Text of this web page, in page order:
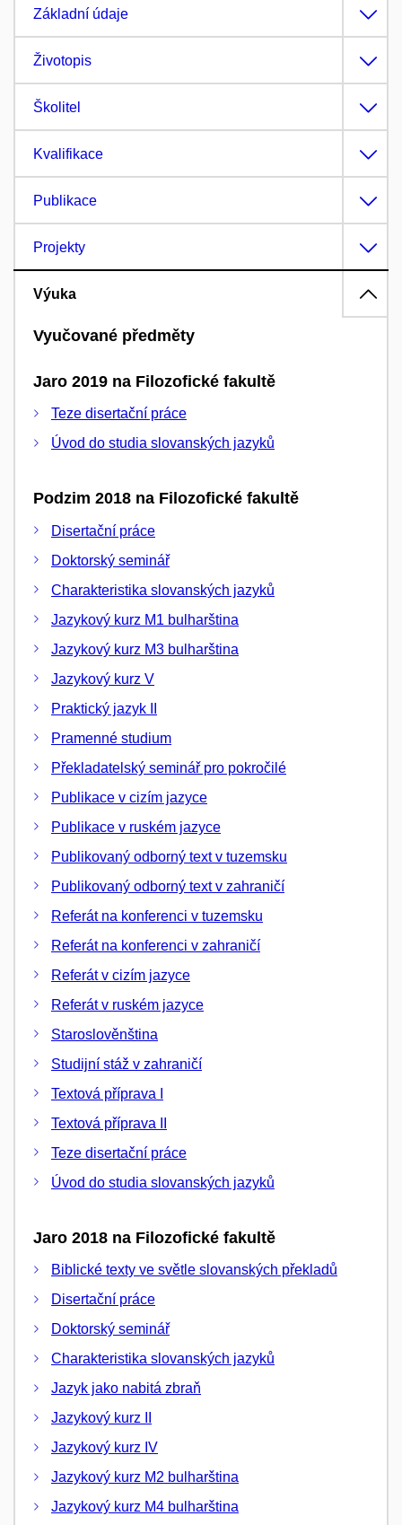
Základní údaje
Životopis
Školitel
Kvalifikace
Publikace
Projekty
Výuka
Vyučované předměty
Jaro 2019 na Filozofické fakultě
Teze disertační práce
Úvod do studia slovanských jazyků
Podzim 2018 na Filozofické fakultě
Disertační práce
Doktorský seminář
Charakteristika slovanských jazyků
Jazykový kurz M1 bulharština
Jazykový kurz M3 bulharština
Jazykový kurz V
Praktický jazyk II
Pramenné studium
Překladatelský seminář pro pokročilé
Publikace v cizím jazyce
Publikace v ruském jazyce
Publikovaný odborný text v tuzemsku
Publikovaný odborný text v zahraničí
Referát na konferenci v tuzemsku
Referát na konferenci v zahraničí
Referát v cizím jazyce
Referát v ruském jazyce
Staroslověnština
Studijní stáž v zahraničí
Textová příprava I
Textová příprava II
Teze disertační práce
Úvod do studia slovanských jazyků
Jaro 2018 na Filozofické fakultě
Biblické texty ve světle slovanských překladů
Disertační práce
Doktorský seminář
Charakteristika slovanských jazyků
Jazyk jako nabitá zbraň
Jazykový kurz II
Jazykový kurz IV
Jazykový kurz M2 bulharština
Jazykový kurz M4 bulharština